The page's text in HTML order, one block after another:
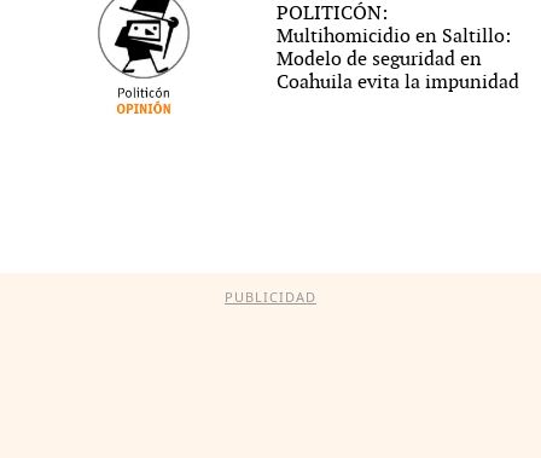
POLITICÓN:
Multihomicidio en Saltillo:
Modelo de seguridad en
Coahuila evita la impunidad
PUBLICIDAD